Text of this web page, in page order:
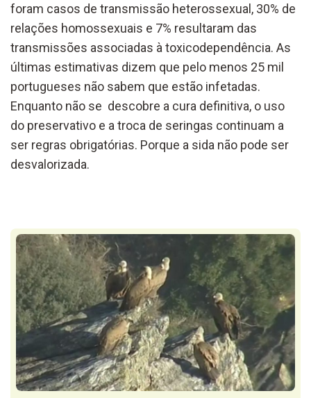
foram casos de transmissão heterossexual, 30% de
relações homossexuais e 7% resultaram das
transmissões associadas à toxicodependência. As
últimas estimativas dizem que pelo menos 25 mil
portugueses não sabem que estão infetadas.
Enquanto não se descobre a cura definitiva, o uso
do preservativo e a troca de seringas continuam a
ser regras obrigatórias. Porque a sida não pode ser
desvalorizada.